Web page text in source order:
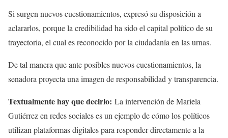
Si surgen nuevos cuestionamientos, expresó su disposición a
aclararlos, porque la credibilidad ha sido el capital político de su
trayectoria, el cual es reconocido por la ciudadanía en las urnas.
De tal manera que ante posibles nuevos cuestionamientos, la
senadora proyecta una imagen de responsabilidad y transparencia.
Textualmente hay que decirlo: La intervención de Mariela
Gutiérrez en redes sociales es un ejemplo de cómo los políticos
utilizan plataformas digitales para responder directamente a la